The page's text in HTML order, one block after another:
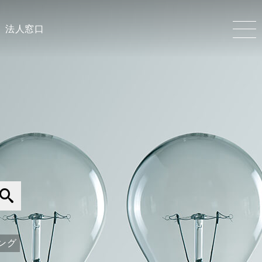
法人窓口
グ